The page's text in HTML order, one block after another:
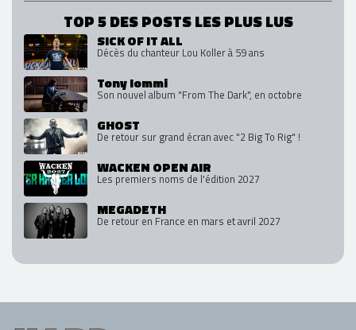
TOP 5 DES POSTS LES PLUS LUS
SICK OF IT ALL
Décès du chanteur Lou Koller à 59 ans
Tony Iommi
Son nouvel album "From The Dark", en octobre
GHOST
De retour sur grand écran avec "2 Big To Rig" !
WACKEN OPEN AIR
Les premiers noms de l'édition 2027
MEGADETH
De retour en France en mars et avril 2027